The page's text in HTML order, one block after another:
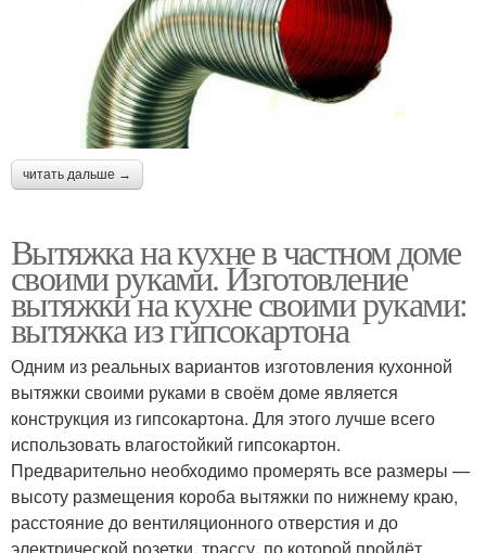
читать дальше →
Вытяжка на кухне в частном доме
своими руками. Изготовление
вытяжки на кухне своими руками:
вытяжка из гипсокартона
Одним из реальных вариантов изготовления кухонной
вытяжки своими руками в своём доме является
конструкция из гипсокартона. Для этого лучше всего
использовать влагостойкий гипсокартон.
Предварительно необходимо промерять все размеры —
высоту размещения короба вытяжки по нижнему краю,
расстояние до вентиляционного отверстия и до